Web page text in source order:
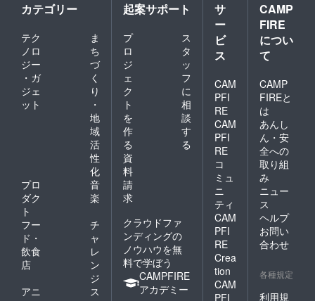
カテゴリー
テク
ノロ
ジー
・ガ
ジェ
ット
ま
ち
づ
く
り
・
地
域
活
性
化
プロ
ダク
ト
音
楽
フー
ド・
飲食
店
チ
ャ
レ
ン
ジ
アニ
ス
起案サポート
プ
ロ
ジ
ェ
ク
ト
を
作
る
ス
タ
ッ
フ
に
相
談
す
る
資
料
請
求
クラウドファ
ンディングの
ノウハウを無
料で学ぼう
CAMPFIRE
アカデミー
サ
ー
ビ
ス
CAM
PFI
RE
CAM
PFI
RE
コ
ミュ
ニ
ティ
CAM
PFI
RE
Crea
tion
CAM
PFI
CAMP
FIRE
につい
て
CAMP
FIREと
は
あんし
ん・安
全への
取り組
み
ニュー
ス
ヘルプ
お問い
合わせ
各種規定
利用規